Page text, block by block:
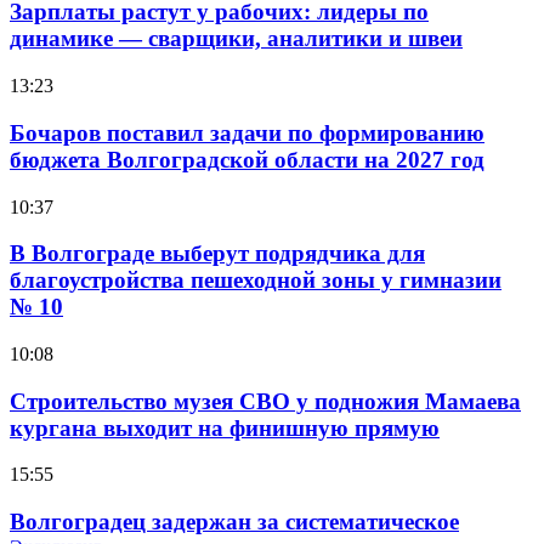
Зарплаты растут у рабочих: лидеры по
динамике — сварщики, аналитики и швеи
13:23
Бочаров поставил задачи по формированию
бюджета Волгоградской области на 2027 год
10:37
В Волгограде выберут подрядчика для
благоустройства пешеходной зоны у гимназии
№ 10
10:08
Строительство музея СВО у подножия Мамаева
кургана выходит на финишную прямую
15:55
Волгоградец задержан за систематическое